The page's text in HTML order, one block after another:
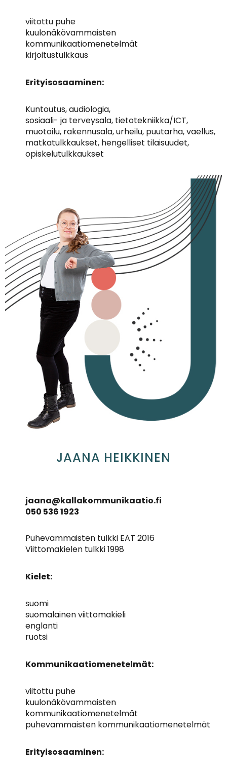
viitottu puhe
kuulonäkövammaisten
kommunikaatiomenetelmät
kirjoitustulkkaus
Erityisosaaminen:
Kuntoutus, audiologia,
sosiaali- ja terveysala, tietotekniikka/ICT,
muotoilu, rakennusala, urheilu, puutarha, vaellus,
matkatulkkaukset, hengelliset tilaisuudet,
opiskelutulkkaukset
JAANA HEIKKINEN
jaana@kallakommunikaatio.fi
050 536 1923
Puhevammaisten tulkki EAT 2016
Viittomakielen tulkki 1998
Kielet:
suomi
suomalainen viittomakieli
englanti
ruotsi
Kommunikaatiomenetelmät:
viitottu puhe
kuulonäkövammaisten
kommunikaatiomenetelmät
puhevammaisten kommunikaatiomenetelmät
Erityisosaaminen: